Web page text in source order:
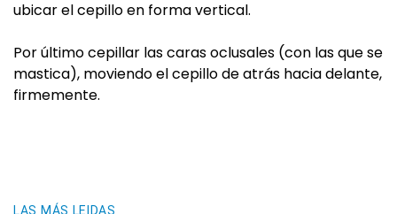
ubicar el cepillo en forma vertical.
Por último cepillar las caras oclusales (con las que se
mastica), moviendo el cepillo de atrás hacia delante,
firmemente.
LAS MÁS LEIDAS